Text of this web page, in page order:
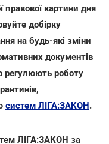
правової картини дня
добірку
на будь-які зміни
документів
регулюють роботу
систем ЛІГА:ЗАКОН.
ЛІГА:ЗАКОН за